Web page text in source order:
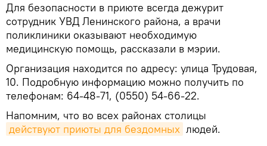
Для безопасности в приюте всегда дежурит
сотрудник УВД Ленинского района, а врачи
поликлиники оказывают необходимую
медицинскую помощь, рассказали в мэрии.
Организация находится по адресу: улица Трудовая,
10. Подробную информацию можно получить по
телефонам: 64-48-71, (0550) 54-66-22.
Напомним, что во всех районах столицы
действуют приюты для бездомных людей.